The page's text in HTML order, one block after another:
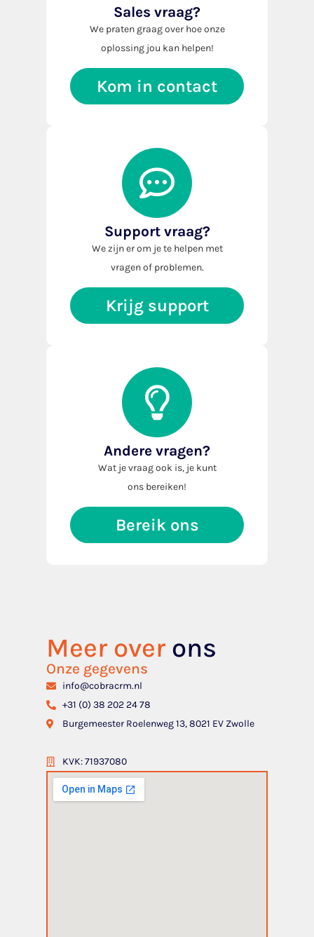
Sales vraag?
We praten graag over hoe onze
oplossing jou kan helpen!
Kom in contact
Support vraag?
We zijn er om je te helpen met
vragen of problemen.
Krijg support
Andere vragen?
Wat je vraag ook is, je kunt
ons bereiken!
Bereik ons
Meer over ons
Onze gegevens
info@cobracrm.nl
+31 (0) 38 202 24 78
Burgemeester Roelenweg 13, 8021 EV Zwolle
KVK: 71937080